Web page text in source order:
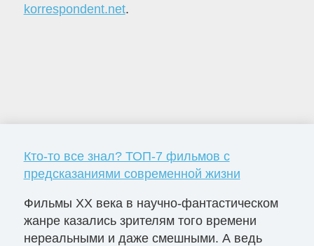
korrespondent.net.
Кто-то все знал? ТОП-7 фильмов с
предсказаниями современной жизни
Фильмы ХХ века в научно-фантастическом
жанре казались зрителям того времени
нереальными и даже смешными. А ведь